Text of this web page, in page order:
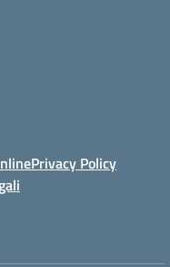
Privacy Policy